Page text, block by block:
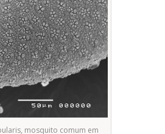
mosquito comum em